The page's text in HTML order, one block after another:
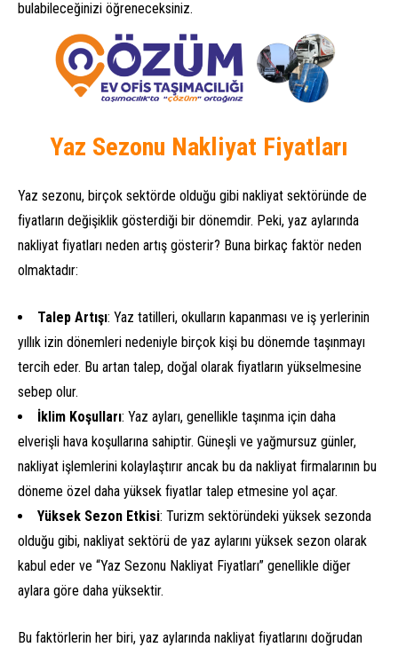
bulabileceğinizi öğreneceksiniz.
Yaz Sezonu Nakliyat Fiyatları
Yaz sezonu, birçok sektörde olduğu gibi nakliyat sektöründe de
fiyatların değişiklik gösterdiği bir dönemdir. Peki, yaz aylarında
nakliyat fiyatları neden artış gösterir? Buna birkaç faktör neden
olmaktadır:
Talep Artışı: Yaz tatilleri, okulların kapanması ve iş yerlerinin
yıllık izin dönemleri nedeniyle birçok kişi bu dönemde taşınmayı
tercih eder. Bu artan talep, doğal olarak fiyatların yükselmesine
sebep olur.
İklim Koşulları: Yaz ayları, genellikle taşınma için daha
elverişli hava koşullarına sahiptir. Güneşli ve yağmursuz günler,
nakliyat işlemlerini kolaylaştırır ancak bu da nakliyat firmalarının bu
döneme özel daha yüksek fiyatlar talep etmesine yol açar.
Yüksek Sezon Etkisi: Turizm sektöründeki yüksek sezonda
olduğu gibi, nakliyat sektörü de yaz aylarını yüksek sezon olarak
kabul eder ve “Yaz Sezonu Nakliyat Fiyatları” genellikle diğer
aylara göre daha yüksektir.
Bu faktörlerin her biri, yaz aylarında nakliyat fiyatlarını doğrudan